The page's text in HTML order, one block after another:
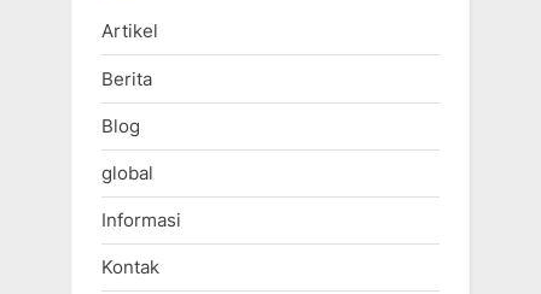
Artikel
Berita
Blog
global
Informasi
Kontak